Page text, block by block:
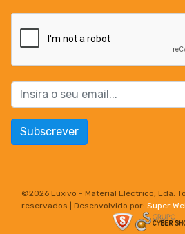
Subscrever
©2026 Luxivo - Material Eléctrico, Lda.
reservados | Desenvolvido por: Super